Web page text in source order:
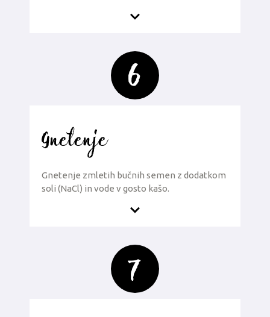
6
Gnetenje
Gnetenje zmletih bučnih semen z dodatkom
soli (NaCl) in vode v gosto kašo.
7